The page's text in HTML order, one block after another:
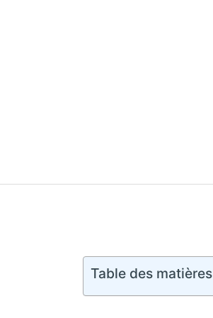
Table des matières